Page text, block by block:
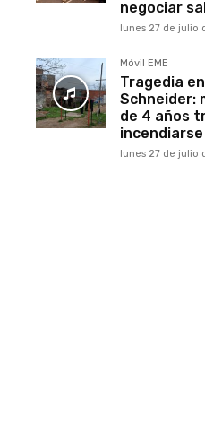
negociar
lunes 27 de julio
Móvil EME
Tragedia
Schneider:
de 4 años
lunes 27 de julio